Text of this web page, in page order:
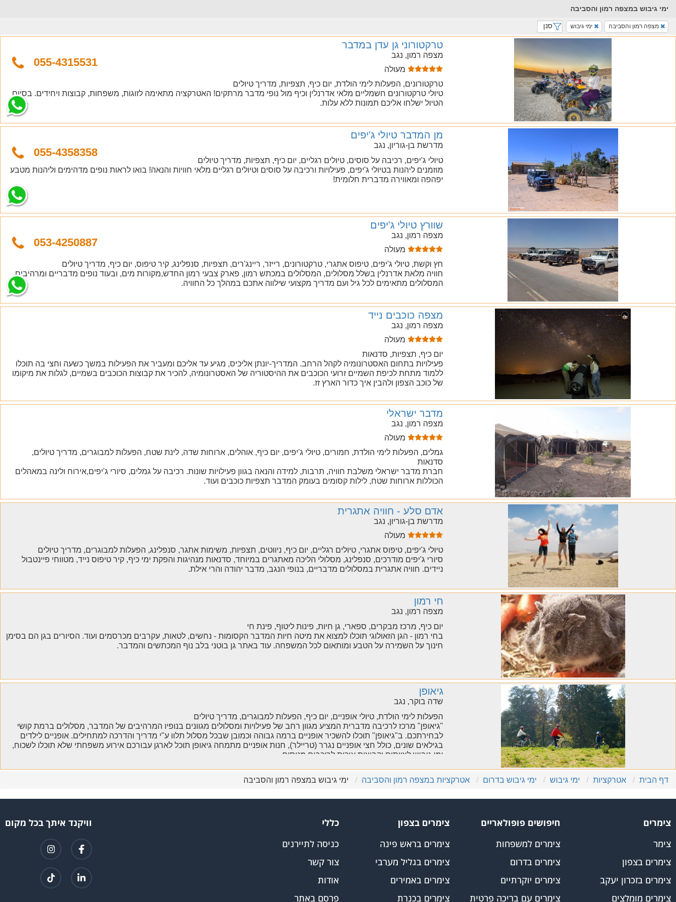
ימי גיבוש במצפה רמון והסביבה
מצפה רמון והסביבה ימי גיבוש סנן
055-4315531
טרקטורוני גן עדן במדבר
מצפה רמון, נגב
מעולה
טרקטורונים, הפעלות לימי הולדת, יום כיף, תצפיות, מדריך טיולים
טיולי טרקטורונים חשמליים מלאי אדרנלין וכיף מול נופי מדבר מרתקים! האטרקציה מתאימה לזוגות, משפחות, קבוצות ויחידים. בסיום
הטיול ישלחו אליכם תמונות ללא עלות.
055-4358358
מן המדבר טיולי ג'יפים
מדרשת בן-גוריון, נגב
טיולי ג'יפים, רכיבה על סוסים, טיולים רגליים, יום כיף, תצפיות, מדריך טיולים
מוזמנים ליהנות בטיולי ג'יפים, פעילויות ורכיבה על סוסים וטיולים רגליים מלאי חוויות והנאה! בואו לראות נופים מדהימים וליהנות מטבע
יפהפה ומאווירה מדברית חלומית!
053-4250887
שוורץ טיולי ג'יפים
מצפה רמון, נגב
מעולה
חץ וקשת, טיולי ג'יפים, טיפוס אתגרי, טרקטורונים, רייזר, ריינג'רים, תצפיות, סנפלינג, קיר טיפוס, יום כיף, מדריך טיולים
חוויה מלאת אדרנלין בשלל מסלולים, המסלולים במכתש רמון, פארק צבעי רמון החדש,מקורות מים, ובעוד נופים מדבריים ומרהיבים.
המסלולים מתאימים לכל גיל ועם מדריך מקצועי שילווה אתכם במהלך כל החוויה.
מצפה כוכבים נייד
מצפה רמון, נגב
מעולה
יום כיף, תצפיות, סדנאות
פעילויות בתחום האסטרונומיה לקהל הרחב. המדריך-יונתן אליכיס, מגיע עד אליכם ומעביר את הפעילות במשך כשעה וחצי בה תוכלו
ללמוד מתחת לכיפת השמיים זרועי הכוכבים את ההיסטוריה של האסטרונומיה, להכיר את קבוצות הכוכבים בשמיים, לגלות את מיקומו
של כוכב הצפון ולהבין איך כדור הארץ זז.
מדבר ישראלי
מצפה רמון, נגב
מעולה
גמלים, הפעלות לימי הולדת, חמורים, טיולי ג'יפים, יום כיף, אוהלים, ארוחות שדה, לינת שטח, הפעלות למבוגרים, מדריך טיולים,
סדנאות
חברת מדבר ישראלי משלבת חוויה, תרבות, למידה והנאה בגוון פעילויות שונות. רכיבה על גמלים, סיורי ג'יפים,אירוח ולינה במאהלים
הכוללות ארוחות שטח, לילות קסומים בעומק המדבר תצפיות כוכבים ועוד.
אדם סלע - חוויה אתגרית
מדרשת בן-גוריון, נגב
מעולה
טיולי ג'יפים, טיפוס אתגרי, טיולים רגליים, יום כיף, ניווטים, תצפיות, משימות אתגר, סנפלינג, הפעלות למבוגרים, מדריך טיולים
סיורי ג'יפים מודרכים, סנפלינג, מסלולי הליכה מאתגרים במיוחד, סדנאות מנהיגות והפקת ימי כיף, קיר טיפוס נייד, מטווחי פיינטבול
ניידים. חוויה אתגרית במסלולים מדבריים, בנופי הנגב, מדבר יהודה והרי אילת.
חי רמון
מצפה רמון, נגב
יום כיף, מרכז מבקרים, ספארי, גן חיות, פינות ליטוף, פינת חי
בחי רמון - הגן הזאולוגי תוכלו למצוא את מיטה חיות המדבר הקסומות - נחשים, לטאות, עקרבים מכרסמים ועוד. הסיורים בגן הם בסימן
חינוך על השמירה על הטבע ומותאום לכל המשפחה. עוד באתר גן בוטני בלב נוף המכתשים והמדבר.
גיאופן
שדה בוקר, נגב
הפעלות לימי הולדת, טיולי אופניים, יום כיף, הפעלות למבוגרים, מדריך טיולים
"גיאופן" מרכז לרכיבה מדברית המציע מגוון רחב של פעילויות ומסלולים מגוונים בנופיו המרהיבים של המדבר, מסלולים ברמת קושי
לבחירתכם. ב"גיאופן" תוכלו להשכיר אופניים ברמה גבוהה וכמובן שבכל מסלול תלוו ע"י מדריך והדרכה למתחילים. אופניים לילדים
בגילאים שונים, כולל חצי אופניים נגרר (טריילר), חנות אופניים מתמחה גיאופן תוכל לארגן עבורכם אירוע משפחתי שלא תוכלו לשכוח,
ימי גיבוש לצוותים וקבוצות איכות לרוכבים מנוסים.
דף הבית אטרקציות ימי גיבוש ימי גיבוש בדרום אטרקציות במצפה רמון והסביבה ימי גיבוש במצפה רמון והסביבה
צימרים
צימר
צימרים בצפון
צימרים בזכרון יעקב
צימרים מומלצים
חיפושים פופולאריים
צימרים למשפחות
צימרים בדרום
צימרים יוקרתיים
צימרים עם בריכה פרטית
צימרים בצפון
צימרים בראש פינה
צימרים בגליל מערבי
צימרים באמירים
צימרים בכנרת
כללי
כניסה לתיירנים
צור קשר
אודות
פרסם באתר
וויקנד איתך בכל מקום